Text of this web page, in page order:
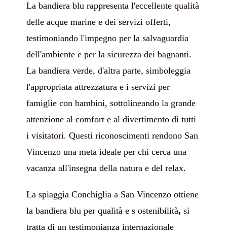
La bandiera blu rappresenta l'eccellente qualità
delle acque marine e dei servizi offerti,
testimoniando l'impegno per la salvaguardia
dell'ambiente e per la sicurezza dei bagnanti.
La bandiera verde, d'altra parte, simboleggia
l'appropriata attrezzatura e i servizi per
famiglie con bambini, sottolineando la grande
attenzione al comfort e al divertimento di tutti
i visitatori. Questi riconoscimenti rendono San
Vincenzo una meta ideale per chi cerca una
vacanza all'insegna della natura e del relax.
La spiaggia Conchiglia a San Vincenzo ottiene
la bandiera blu per qualità e s ostenibilità,si
tratta di un testimonianza internazionale